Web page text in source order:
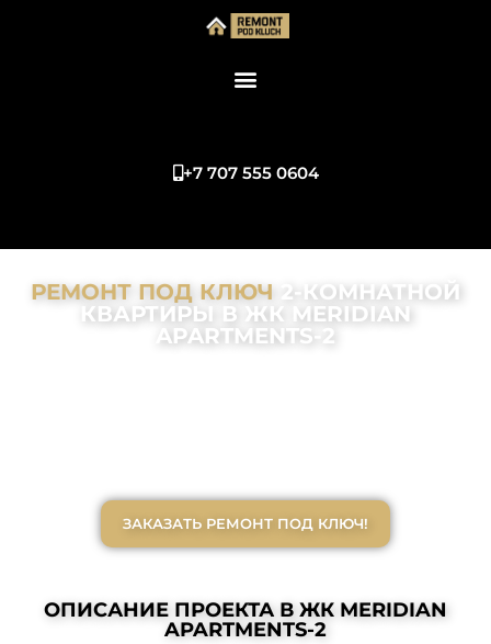
+7 707 555 0604
РЕМОНТ ПОД КЛЮЧ
2-КОМНАТНОЙ
КВАРТИРЫ В ЖК MERIDIAN
APARTMENTS-2
ЗАКАЗАТЬ РЕМОНТ ПОД КЛЮЧ!
ОПИСАНИЕ ПРОЕКТА В ЖК MERIDIAN
APARTMENTS-2